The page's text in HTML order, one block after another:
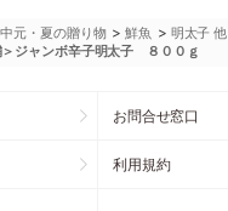
元・夏の贈り物 >鮮魚 > 明太子 他
＞ジャンボ辛子明太子 ８００ｇ
お問合せ窓口
利用規約